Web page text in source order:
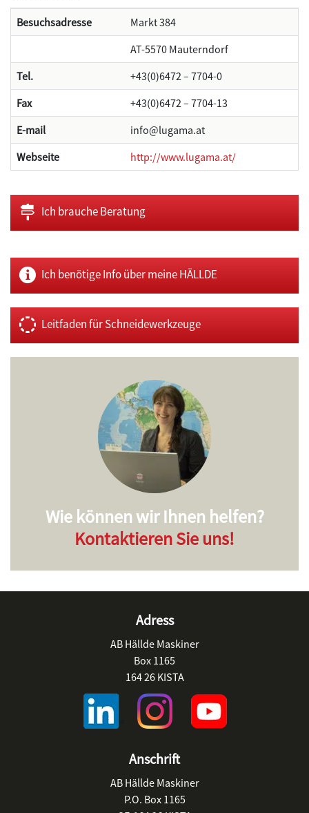
Besuchsadresse
Markt 384
AT-5570 Mauterndorf
Tel.
+43(0)6472 – 7704-0
Fax
+43(0)6472 – 7704-13
E-mail
info@lugama.at
Webseite
http://www.lugama.at/
Ich brauche Beratung
Ich benötige Info über meine HÄLLDE
Leitfaden für Schneidewerkzeuge
Wie können wir Ihnen helfen?
Kontaktieren Sie uns!
Adress
AB Hällde Maskiner
Box 1165
164 26 KISTA
Anschrift
AB Hällde Maskiner
P.O. Box 1165